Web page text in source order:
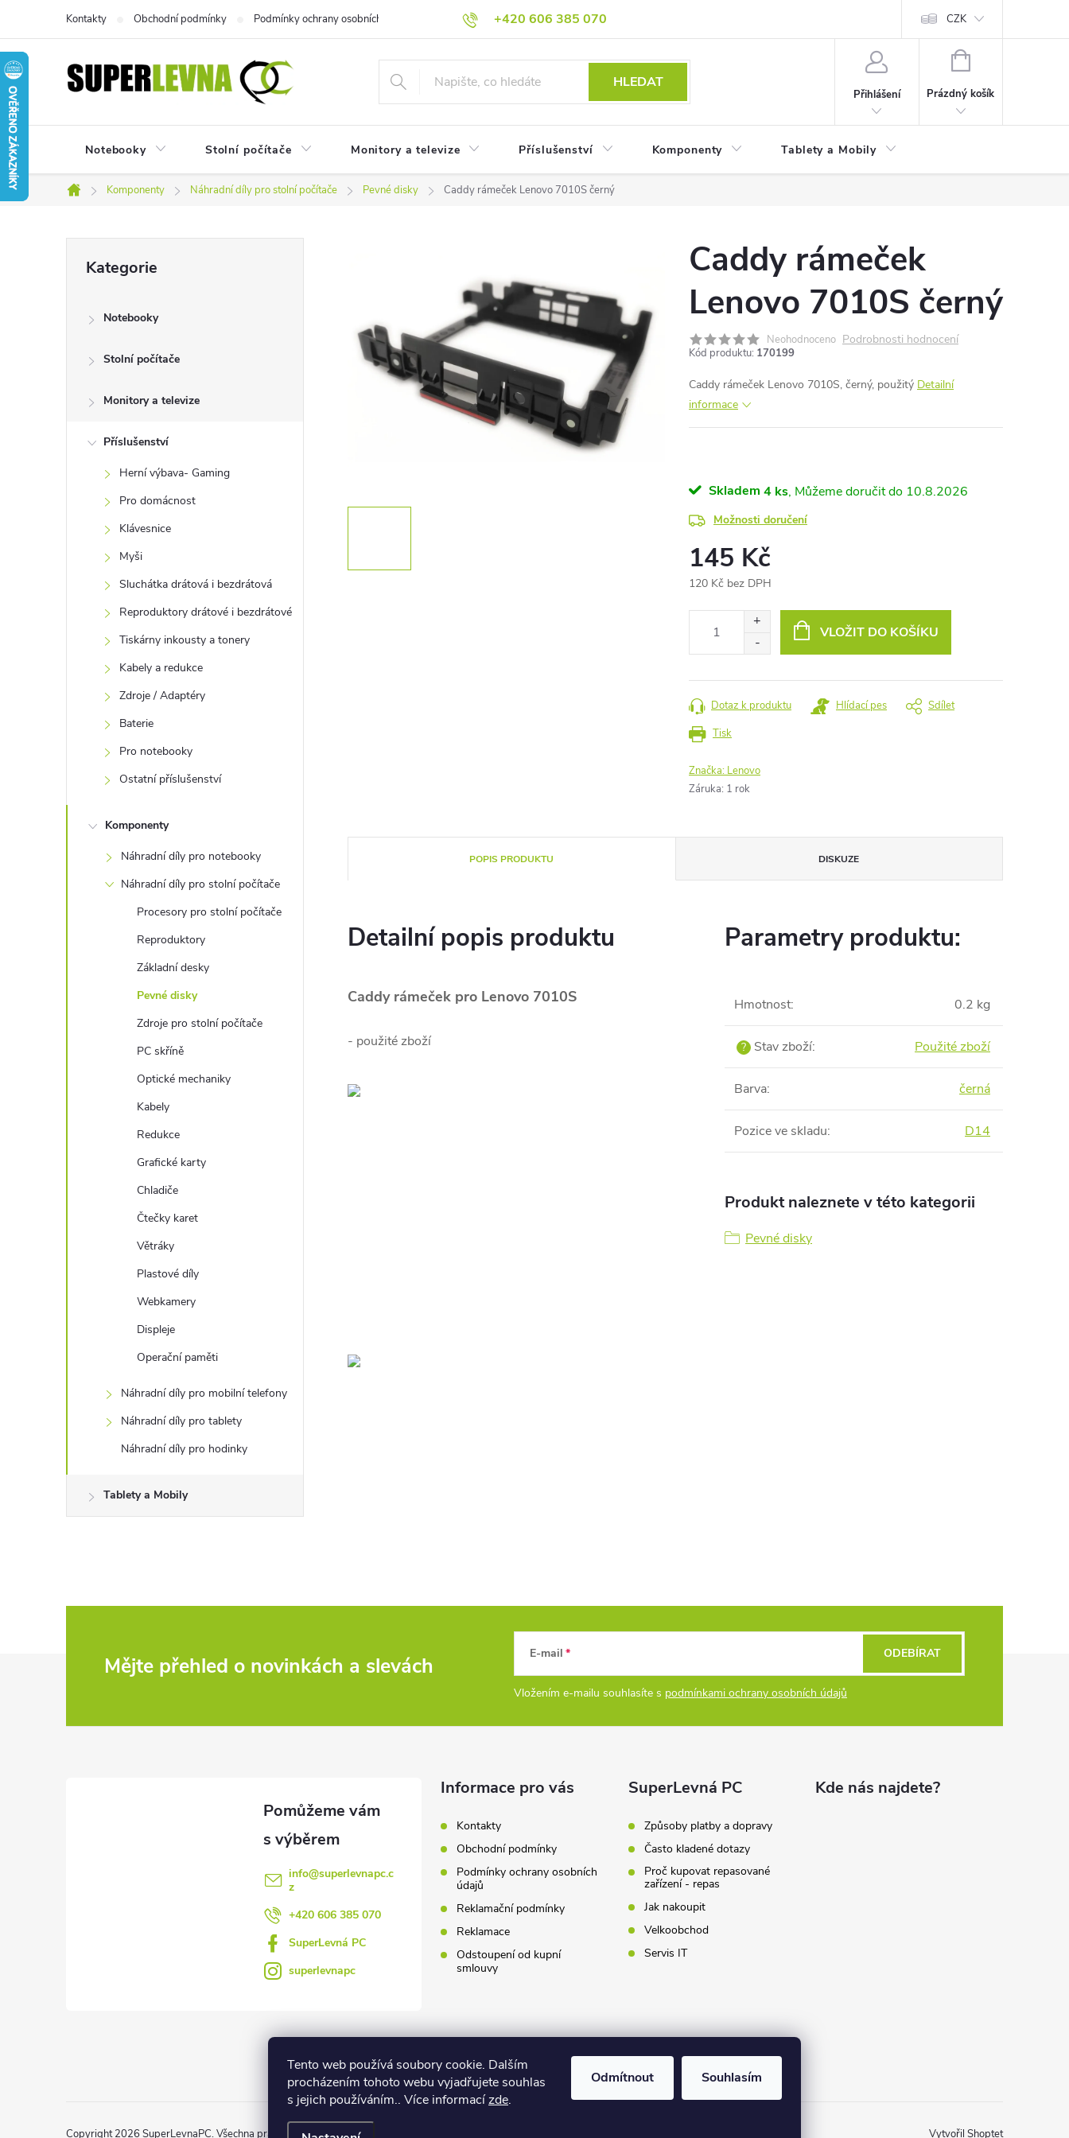
Tento web používá soubory cookie. Dalším
procházením tohoto webu vyjadřujete souhlas
s jejich používáním.. Více informacízde.
Odmítnout Souhlasím
obsah
+420 606 385 070
Kontakty Obchodní podmínky Podmínky ochrany osobních údajů Reklamační podmínky Reklamace CZK
HLEDAT
Přihlášení
NÁKUPNÍ
Prázdný košík
Notebooky Stolní počítače Monitory a televize Příslušenství Komponenty Tablety a Mobily
Domů
Komponenty Náhradní díly pro stolní počítače Pevné disky Caddy rámeček Lenovo 7010S černý
kategorie
Kategorie
Notebooky
Stolní počítače
Monitory a televize
Příslušenství
Herní výbava- Gaming
Pro domácnost
Klávesnice
Myši
Sluchátka drátová i bezdrátová
Reproduktory drátové i bezdrátové
Tiskárny inkousty a tonery
Kabely a redukce
Zdroje / Adaptéry
Baterie
Pro notebooky
Ostatní příslušenství
Komponenty
Náhradní díly pro notebooky
Náhradní díly pro stolní počítače
Procesory pro stolní počítače
Reproduktory
Základní desky
Pevné disky
Zdroje pro stolní počítače
PC skříně
Optické mechaniky
Kabely
Redukce
Grafické karty
Chladiče
Čtečky karet
Větráky
Plastové díly
Webkamery
Displeje
Operační paměti
Náhradní díly pro mobilní telefony
Náhradní díly pro tablety
Náhradní díly pro hodinky
Tablety a Mobily
Caddy rámeček
Lenovo 7010S černý
Neohodnoceno Podrobnosti hodnocení
Kód produktu: 170199
Caddy rámeček Lenovo 7010S, černý, použitý Detailní
informace
Skladem 4 ks 10.8.2026
Možnosti doručení
145 Kč
120 Kč bez DPH
VLOŽIT DO KOŠÍKU
Tisk
Dotaz k produktu Hlídací pes Sdílet
Značka: Lenovo
Záruka: 1 rok
POPIS PRODUKTU DISKUZE
Detailní popis produktu
Caddy rámeček pro Lenovo 7010S
- použité zboží
Parametry produktu:
Hmotnost: 0.2 kg
? Stav zboží: Použité zboží
Barva: černá
Pozice ve skladu: D14
Produkt naleznete v této kategorii
Pevné disky
Mějte přehled o novinkách a slevách E-mail
Vložením e-mailu souhlasíte s podmínkami ochrany osobních údajů
ODEBÍRAT
info@superlevnapc.c
z
+420 606 385 070
SuperLevná PC
superlevnapc
Informace pro vás
Kontakty
Obchodní podmínky
Podmínky ochrany osobních
údajů
Reklamační podmínky
Reklamace
Odstoupení od kupní
smlouvy
SuperLevná PC
Způsoby platby a dopravy
Často kladené dotazy
Proč kupovat repasované
zařízení - repas
Jak nakoupit
Velkoobchod
Servis IT
Kde nás najdete?
Vytvořil Shoptet
Copyright 2026 SuperLevnaPC. Všechna práva vyhrazena.